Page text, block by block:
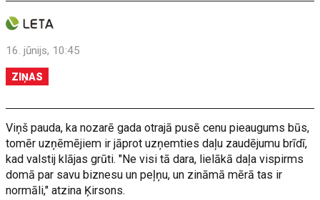
16. jūnijs, 10:45
ZIŅAS
Viņš pauda, ka nozarē gada otrajā pusē cenu pieaugums būs,
tomēr uzņēmējiem ir jāprot uzņemties daļu zaudējumu brīdī,
kad valstij klājas grūti. "Ne visi tā dara, lielākā daļa vispirms
domā par savu biznesu un peļņu, un zināmā mērā tas ir
normāli," atzina Ķirsons.